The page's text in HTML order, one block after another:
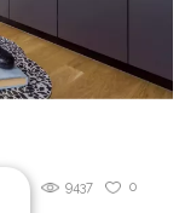
0
9437